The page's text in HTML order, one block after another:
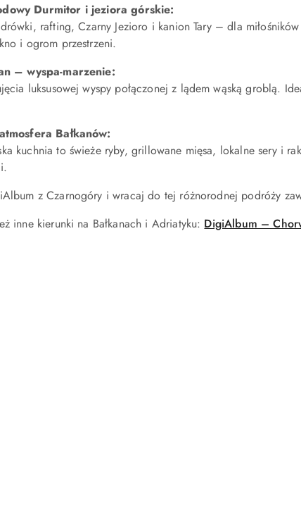
Durmitor i jeziora górskie:
rafting, Czarny Jezioro i kanion Tary – dla
i ogrom przestrzeni.
– wyspa-marzenie:
luksusowej wyspy połączonej z lądem wąską groblą.
Bałkanów:
kuchnia to świeże ryby, grillowane mięsa, lokalne sery i
z Czarnogóry i wracaj do tej różnorodnej podróży
inne kierunki na Bałkanach i Adriatyku: DigiAlbum –